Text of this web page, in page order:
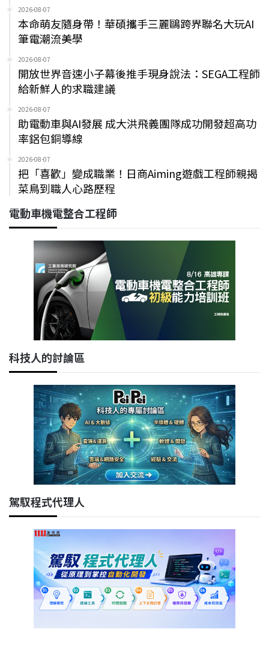
2026-08-07
本命萌友隨身帶！華碩攜手三麗鷗跨界聯名大玩AI
筆電潮流美學
2026-08-07
開放世界音速小子幕後推手現身說法：SEGA工程師
給新鮮人的求職建議
2026-08-07
助電動車與AI發展 成大洪飛義團隊成功開發超高功
率鋁包銅導線
2026-08-07
把「喜歡」變成職業！日商Aiming遊戲工程師親揭
菜鳥到職人心路歷程
電動車機電整合工程師
科技人的討論區
駕馭程式代理人